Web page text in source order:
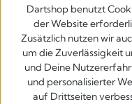
Dartshop benutzt
der Website
Zusätzlich nutzen wir
um die Zuverlässigkeit
und Deine
und personalisierter
auf Drittseiten